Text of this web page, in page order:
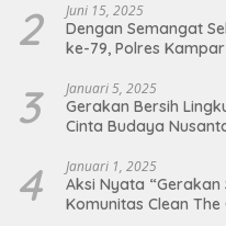
2 Juni 15, 2025
Dengan Semangat
ke-79, Polres
3 Januari 5, 2025
Gerakan Bersih
Cinta Budaya
4 Januari 1, 2025
Aksi Nyata
Komunitas Clean